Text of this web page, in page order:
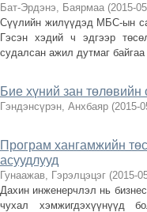
Бат-Эрдэнэ, Баярмаа (2015-
Сүүлийн жилүүдэд МБС-ын
Гэсэн хэдий ч эдгээр
судалсан ажил дутмаг байгаа
Бие хүний зан төлөвийн
Гэндэнсүрэн, Анхбаяр (2015-
Програм хангамжийн
асуудлууд
Гунаажав, Гэрэлцэцэг (2015-
Дахин инженерчлэл нь
чухал хэмжигдэхүүнүүд